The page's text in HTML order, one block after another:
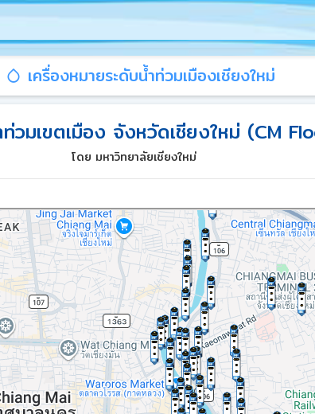
เครื่องหมายระดับน้ำท่วมเมืองเชียงใหม่
วมเขตเมือง จังหวัดเชียงใหม่ (CM
โดย มหาวิทยาลัยเชียงใหม่